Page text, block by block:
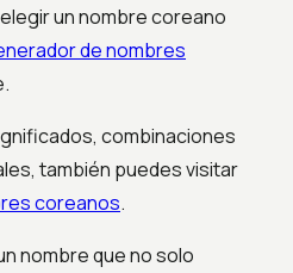
un nombre coreano
de nombres
combinaciones
también puedes visitar
coreanos.
nombre que no solo